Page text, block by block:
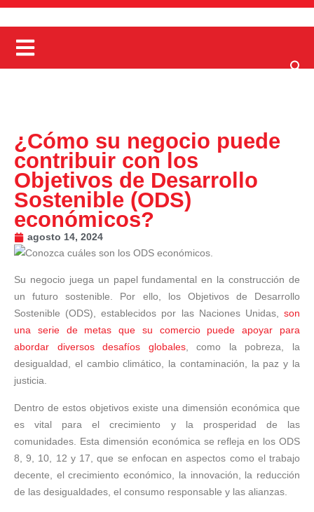
¿Cómo su negocio puede
contribuir con los
Objetivos de Desarrollo
Sostenible (ODS)
económicos?
agosto 14, 2024
Su negocio juega un papel fundamental en la construcción de
un futuro sostenible. Por ello, los Objetivos de Desarrollo
Sostenible (ODS), establecidos por las Naciones Unidas, son
una serie de metas que su comercio puede apoyar para
abordar diversos desafíos globales, como la pobreza, la
desigualdad, el cambio climático, la contaminación, la paz y la
justicia.
Dentro de estos objetivos existe una dimensión económica que
es vital para el crecimiento y la prosperidad de las
comunidades. Esta dimensión económica se refleja en los ODS
8, 9, 10, 12 y 17, que se enfocan en aspectos como el trabajo
decente, el crecimiento económico, la innovación, la reducción
de las desigualdades, el consumo responsable y las alianzas.